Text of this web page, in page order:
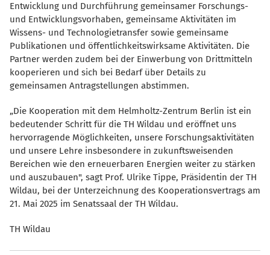
Entwicklung und Durchführung gemeinsamer Forschungs-
und Entwicklungsvorhaben, gemeinsame Aktivitäten im
Wissens- und Technologietransfer sowie gemeinsame
Publikationen und öffentlichkeitswirksame Aktivitäten. Die
Partner werden zudem bei der Einwerbung von Drittmitteln
kooperieren und sich bei Bedarf über Details zu
gemeinsamen Antragstellungen abstimmen.
Die Kooperation mit dem Helmholtz-Zentrum Berlin ist ein
bedeutender Schritt für die TH Wildau und eröffnet uns
hervorragende Möglichkeiten, unsere Forschungsaktivitäten
und unsere Lehre insbesondere in zukunftsweisenden
Bereichen wie den erneuerbaren Energien weiter zu stärken
und auszubauen", sagt Prof. Ulrike Tippe, Präsidentin der TH
Wildau, bei der Unterzeichnung des Kooperationsvertrags am
21. Mai 2025 im Senatssaal der TH Wildau.
TH Wildau